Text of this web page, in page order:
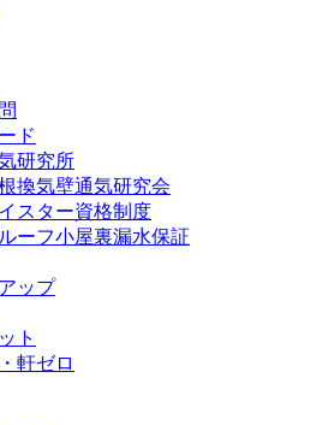
ド
研究所
換気壁通気研究会
スター資格制度
ーフ小屋裏漏水保証
ップ
ト
軒ゼロ